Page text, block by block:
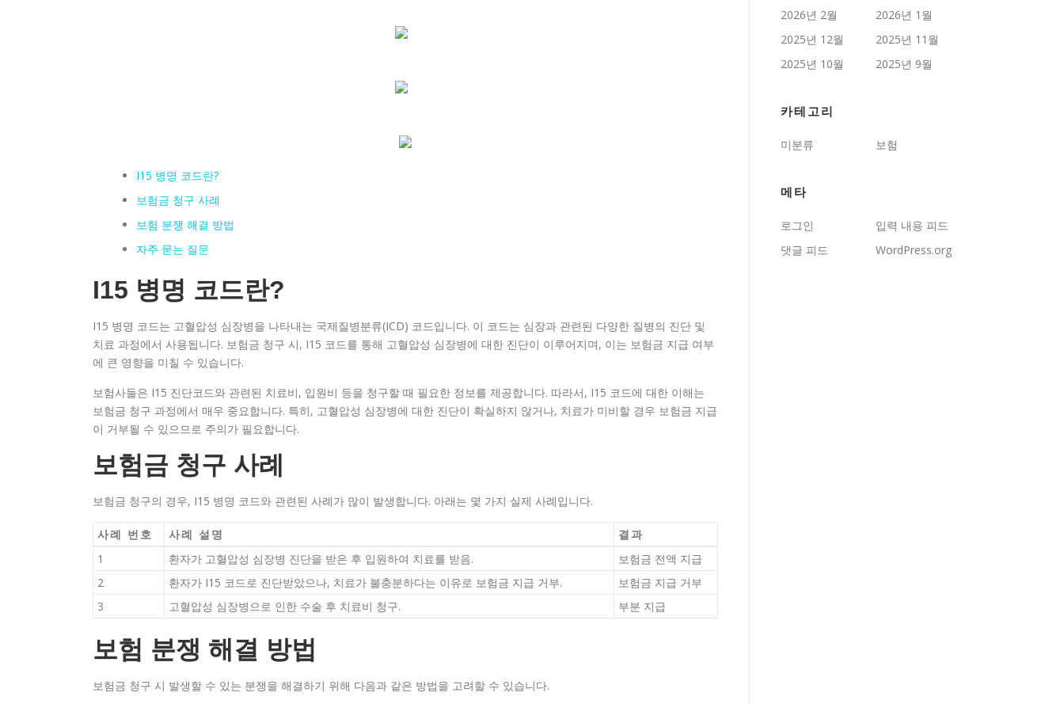
I15 병명 코드란?
보험금 청구 사례
보험 분쟁 해결 방법
자주 묻는 질문
I15 병명 코드란?
I15 병명 코드는 고혈압성 심장병을 나타내는 국제질병분류(ICD) 코드입니다. 이 코드는 심장과 관련된 다양한 질병의 진단 및
치료 과정에서 사용됩니다. 보험금 청구 시, I15 코드를 통해 고혈압성 심장병에 대한 진단이 이루어지며, 이는 보험금 지급 여부
에 큰 영향을 미칠 수 있습니다.
보험사들은 I15 진단코드와 관련된 치료비, 입원비 등을 청구할 때 필요한 정보를 제공합니다. 따라서, I15 코드에 대한 이해는
보험금 청구 과정에서 매우 중요합니다. 특히, 고혈압성 심장병에 대한 진단이 확실하지 않거나, 치료가 미비할 경우 보험금 지급
이 거부될 수 있으므로 주의가 필요합니다.
보험금 청구 사례
보험금 청구의 경우, I15 병명 코드와 관련된 사례가 많이 발생합니다. 아래는 몇 가지 실제 사례입니다.
사례 번호 사례 설명
결과
1
환자가 고혈압성 심장병 진단을 받은 후 입원하여 치료를 받음.
보험금 전액 지급
2
환자가 I15 코드로 진단받았으나, 치료가 불충분하다는 이유로 보험금 지급 거부.
보험금 지급 거부
3
고혈압성 심장병으로 인한 수술 후 치료비 청구. 부분 지급
보험 분쟁 해결 방법
보험금 청구 시 발생할 수 있는 분쟁을 해결하기 위해 다음과 같은 방법을 고려할 수 있습니다.
2026년 2월
2026년 1월
2025년 12월
2025년 11월
2025년 10월
2025년 9월
카테고리
미분류 보험
메타
로그인
입력 내용 피드
댓글 피드
WordPress.org